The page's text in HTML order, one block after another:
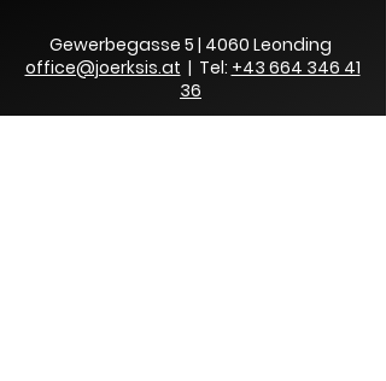
Gewerbegasse 5 | 4060 Leonding
office@joerksis.at | Tel: +43 664 346 41
36